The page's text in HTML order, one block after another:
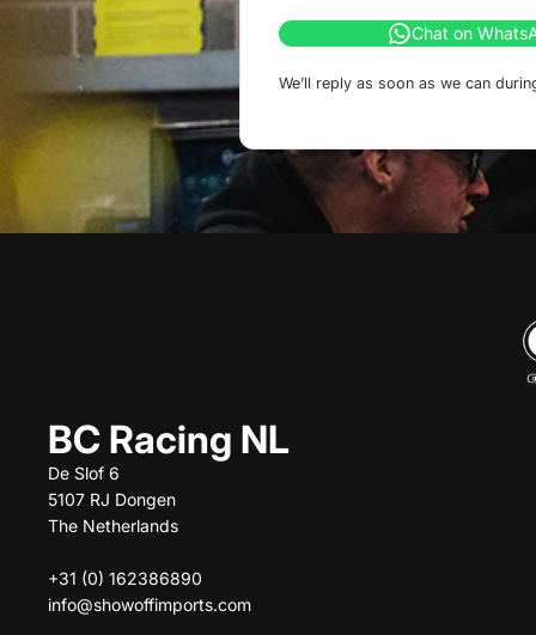
Chat on
We’ll reply as soon as we can
BC Racing NL
De Slof 6
5107 RJ Dongen
The Netherlands
+31 (0) 162386890
info@showoffimports.com